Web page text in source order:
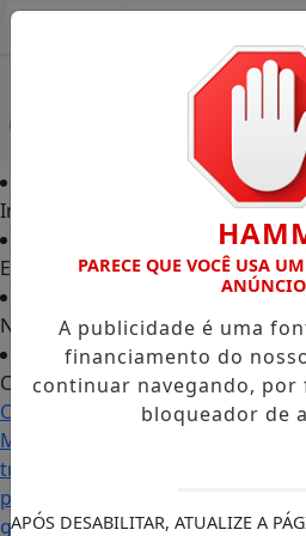
Início
Edições
Notícias
Contato
Carol
Monteiro:
trajetória
política
ganha
PARECE QUE VOCÊ USA
A publicidade é uma
financiamento do
continuar navegando, por
bloqueador de
APÓS DESABILITAR, ATUALIZE A